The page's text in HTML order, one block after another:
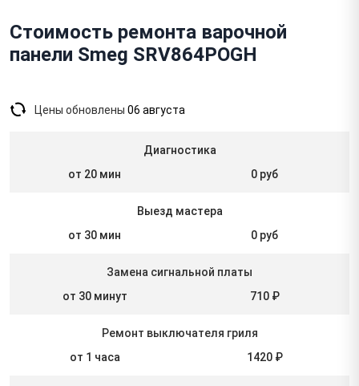
Стоимость ремонта варочной
панели Smeg SRV864POGH
Цены обновлены 06 августа
Диагностика
от 20 мин
0 руб
Выезд мастера
от 30 мин
0 руб
Замена сигнальной платы
от 30 минут
710 ₽
Ремонт выключателя гриля
от 1 часа
1420 ₽